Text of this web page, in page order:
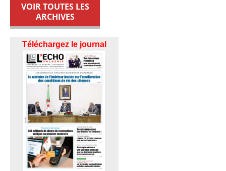
VOIR TOUTES LES
ARCHIVES